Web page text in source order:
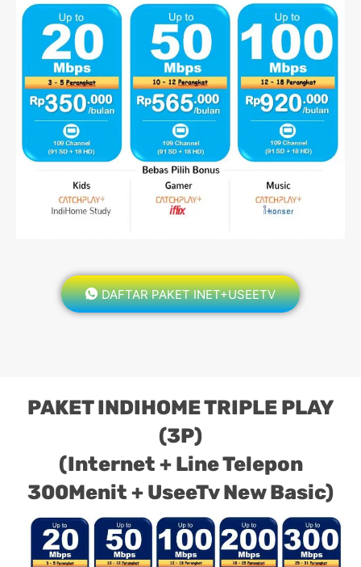
DAFTAR PAKET INET+USEETV
PAKET INDIHOME TRIPLE PLAY
(3P)
(Internet + Line Telepon
300Menit + UseeTv New Basic)